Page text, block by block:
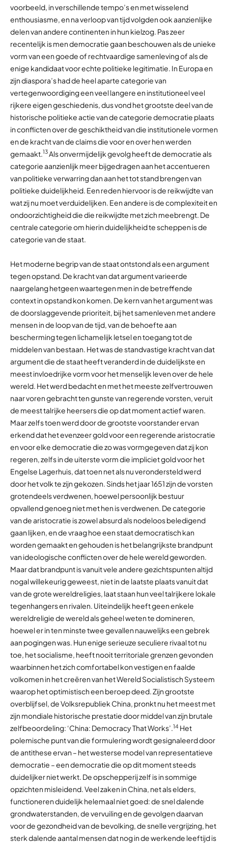
voorbeeld, in verschillende tempo’s en met wisselend
enthousiasme, en na verloop van tijd volgden ook aanzienlijke
delen van andere continenten in hun kielzog. Pas zeer
recentelijk is men democratie gaan beschouwen als de unieke
vorm van een goede of rechtvaardige samenleving of als de
enige kandidaat voor echte politieke legitimatie. In Europa en
zijn diaspora’s had de heel aparte categorie van
vertegenwoordiging een veel langere en institutioneel veel
rijkere eigen geschiedenis, dus vond het grootste deel van de
historische politieke actie van de categorie democratie plaats
in conflicten over de geschiktheid van die institutionele vormen
en de kracht van de claims die voor en over hen werden
gemaakt. 13 Als onvermijdelijk gevolg heeft de democratie als
categorie aanzienlijk meer bijgedragen aan het accentueren
van politieke verwarring dan aan het tot stand brengen van
politieke duidelijkheid. Een reden hiervoor is de reikwijdte van
wat zij nu moet verduidelijken. Een andere is de complexiteit en
ondoorzichtigheid die die reikwijdte met zich meebrengt. De
centrale categorie om hierin duidelijkheid te scheppen is de
categorie van de staat.
Het moderne begrip van de staat ontstond als een argument
tegen opstand. De kracht van dat argument varieerde
naargelang hetgeen waartegen men in de betreffende
context in opstand kon komen. De kern van het argument was
de doorslaggevende prioriteit, bij het samenleven met andere
mensen in de loop van de tijd, van de behoefte aan
bescherming tegen lichamelijk letsel en toegang tot de
middelen van bestaan. Het was de standvastige kracht van dat
argument die de staat heeft veranderd in de duidelijkste en
meest invloedrijke vorm voor het menselijk leven over de hele
wereld. Het werd bedacht en met het meeste zelfvertrouwen
naar voren gebracht ten gunste van regerende vorsten, veruit
de meest talrijke heersers die op dat moment actief waren.
Maar zelfs toen werd door de grootste voorstander ervan
erkend dat het evenzeer gold voor een regerende aristocratie
en voor elke democratie die zo was vormgegeven dat zij kon
regeren, zelfs in de uiterste vorm die impliciet gold voor het
Engelse Lagerhuis, dat toen net als nu verondersteld werd
door het volk te zijn gekozen. Sinds het jaar 1651 zijn de vorsten
grotendeels verdwenen, hoewel persoonlijk bestuur
opvallend genoeg niet met hen is verdwenen. De categorie
van de aristocratie is zowel absurd als nodeloos beledigend
gaan lijken, en de vraag hoe een staat democratisch kan
worden gemaakt en gehouden is het belangrijkste brandpunt
van ideologische conflicten over de hele wereld geworden.
Maar dat brandpunt is vanuit vele andere gezichtspunten altijd
nogal willekeurig geweest, niet in de laatste plaats vanuit dat
van de grote wereldreligies, laat staan hun veel talrijkere lokale
tegenhangers en rivalen. Uiteindelijk heeft geen enkele
wereldreligie de wereld als geheel weten te domineren,
hoewel er in ten minste twee gevallen nauwelijks een gebrek
aan pogingen was. Hun enige serieuze seculiere rivaal tot nu
toe, het socialisme, heeft nooit territoriale grenzen gevonden
waarbinnen het zich comfortabel kon vestigen en faalde
volkomen in het creëren van het Wereld Socialistisch Systeem
waarop het optimistisch een beroep deed. Zijn grootste
overblijfsel, de Volksrepubliek China, pronkt nu het meest met
zijn mondiale historische prestatie door middel van zijn brutale
zelfbeoordeling: ‘China: Democracy That Works’.14 Het
polemische punt van die formulering wordt gesignaleerd door
de antithese ervan – het westerse model van representatieve
democratie – een democratie die op dit moment steeds
duidelijker niet werkt. De opschepperij zelf is in sommige
opzichten misleidend. Veel zaken in China, net als elders,
functioneren duidelijk helemaal niet goed: de snel dalende
grondwaterstanden, de vervuiling en de gevolgen daarvan
voor de gezondheid van de bevolking, de snelle vergrijzing, het
sterk dalende aantal mensen dat nog in de werkende leeftijd is